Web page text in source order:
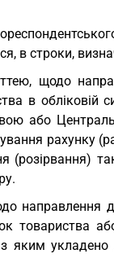
в строки,
щодо
в обліковій
або
рахунку
(розірвання)
товариства
яким